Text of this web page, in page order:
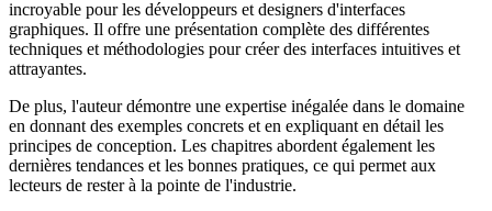
incroyable pour les développeurs et designers d'interfaces
graphiques. Il offre une présentation complète des différentes
techniques et méthodologies pour créer des interfaces intuitives et
attrayantes.
De plus, l'auteur démontre une expertise inégalée dans le domaine
en donnant des exemples concrets et en expliquant en détail les
principes de conception. Les chapitres abordent également les
dernières tendances et les bonnes pratiques, ce qui permet aux
lecteurs de rester à la pointe de l'industrie.